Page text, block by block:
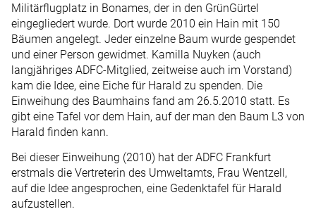
Militärflugplatz in Bonames, der in den GrünGürtel
eingegliedert wurde. Dort wurde 2010 ein Hain mit 150
Bäumen angelegt. Jeder einzelne Baum wurde gespendet
und einer Person gewidmet. Kamilla Nuyken (auch
langjähriges ADFC-Mitglied, zeitweise auch im Vorstand)
kam die Idee, eine Eiche für Harald zu spenden. Die
Einweihung des Baumhains fand am 26.5.2010 statt. Es
gibt eine Tafel vor dem Hain, auf der man den Baum L3 von
Harald finden kann.
Bei dieser Einweihung (2010) hat der ADFC Frankfurt
erstmals die Vertreterin des Umweltamts, Frau Wentzell,
auf die Idee angesprochen, eine Gedenktafel für Harald
aufzustellen.